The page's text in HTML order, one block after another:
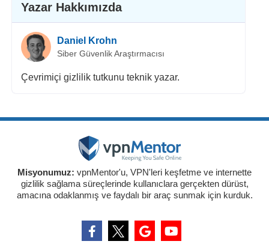
Yazar Hakkımızda
Daniel Krohn
Siber Güvenlik Araştırmacısı
Çevrimiçi gizlilik tutkunu teknik yazar.
Misyonumuz: vpnMentor'u, VPN'leri keşfetme ve internette
gizlilik sağlama süreçlerinde kullanıclara gerçekten dürüst,
amacına odaklanmış ve faydalı bir araç sunmak için kurduk.